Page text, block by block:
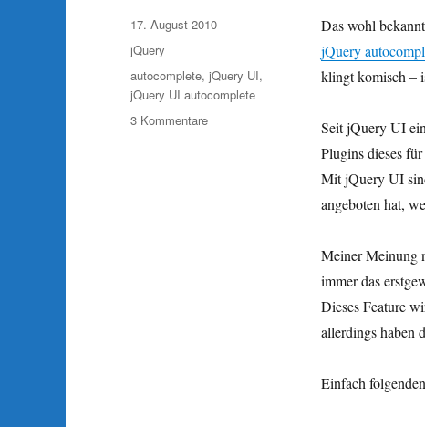
Das wohl
jQuery
klingt komisch –
Seit jQuery UI
Plugins dieses
Mit jQuery UI
angeboten hat,
Meiner Meinung
immer das
Dieses Feature
allerdings haben
Einfach
Veröffentlicht
am
17. August 2010
Kategorien
jQuery
Schlagwörter
autocomplete, jQuery UI,
jQuery UI autocomplete
3 Kommentarezu